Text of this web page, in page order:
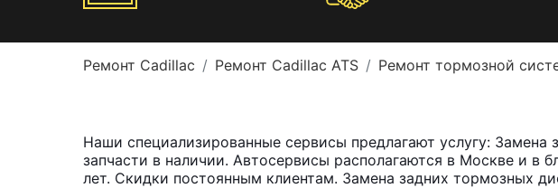
Ремонт Cadillac Ремонт Cadillac ATS Ремонт тормозной
Наши специализированные сервисы предлагают услугу:
запчасти в наличии. Автосервисы располагаются в Москве и
лет. Скидки постоянным клиентам. Замена задних тормозных